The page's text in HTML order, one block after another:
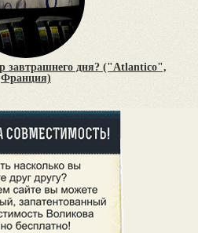
завтрашнего дня? ("Atlantico",
Франция)